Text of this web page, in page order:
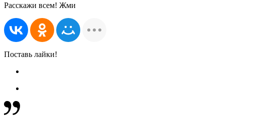
Расскажи всем! Жми
Поставь лайки!